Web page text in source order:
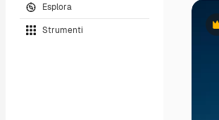
Esplora
Strumenti